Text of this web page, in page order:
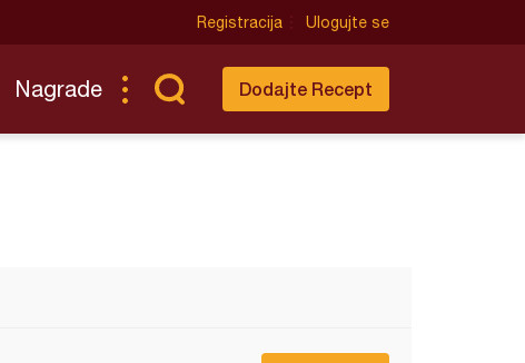
Registracija Ulogujte se
Nagrade Dodajte Recept